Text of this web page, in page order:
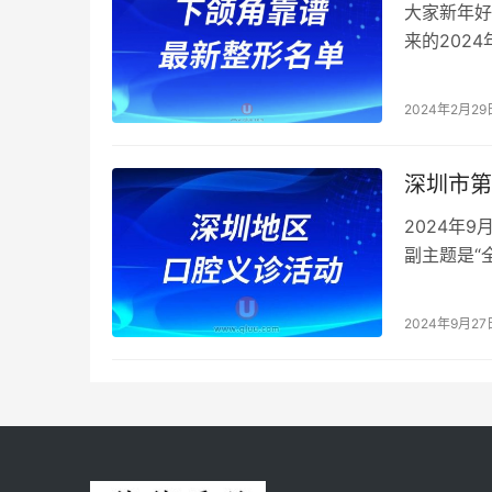
大家新年
来的2024
2024年2月29
深圳市
2024年9
副主题是“
2024年9月27